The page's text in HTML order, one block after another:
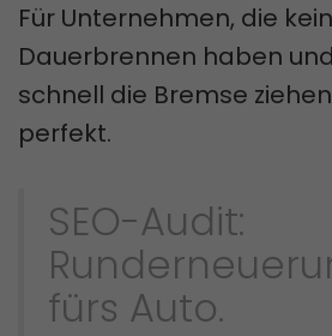
Für Unternehmen, die
Dauerbrennen haben
schnell die Bremse
perfekt.
SEO-Audit:
fürs Auto.